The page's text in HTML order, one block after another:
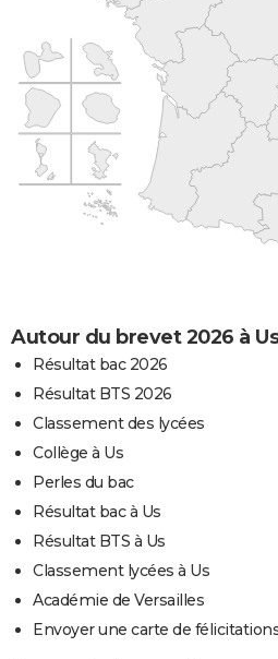
Autour du brevet 2026 à Us
Résultat bac 2026
Résultat BTS 2026
Classement des lycées
Collège à Us
Perles du bac
Résultat bac à Us
Résultat BTS à Us
Classement lycées à Us
Académie de Versailles
Envoyer une carte de